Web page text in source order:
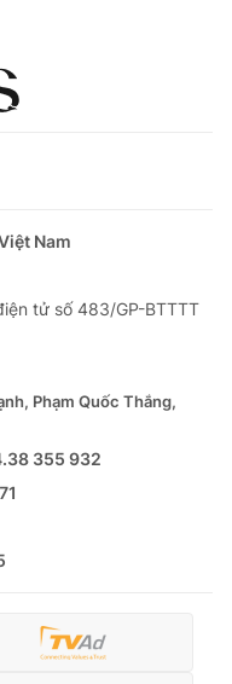
Nam
tử số 483/GP-BTTTT
Phạm Quốc Thắng,
355 932